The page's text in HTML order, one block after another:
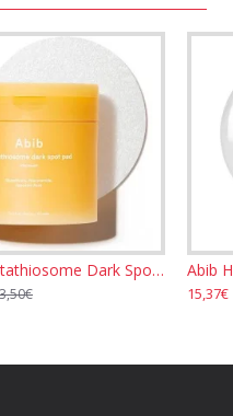
Abib Glutathiosome Dark Spot Pads - Vita Touch 60pcs
15,37€